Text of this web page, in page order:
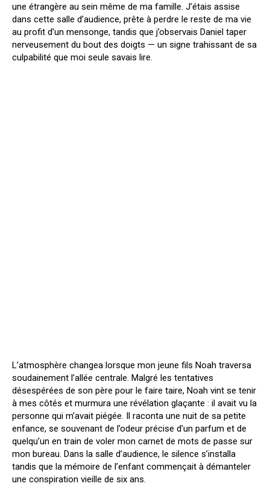
une étrangère au sein même de ma famille. J’étais assise
dans cette salle d’audience, prête à perdre le reste de ma vie
au profit d’un mensonge, tandis que j’observais Daniel taper
nerveusement du bout des doigts — un signe trahissant de sa
culpabilité que moi seule savais lire.
L’atmosphère changea lorsque mon jeune fils Noah traversa
soudainement l’allée centrale. Malgré les tentatives
désespérées de son père pour le faire taire, Noah vint se tenir
à mes côtés et murmura une révélation glaçante : il avait vu la
personne qui m’avait piégée. Il raconta une nuit de sa petite
enfance, se souvenant de l’odeur précise d’un parfum et de
quelqu’un en train de voler mon carnet de mots de passe sur
mon bureau. Dans la salle d’audience, le silence s’installa
tandis que la mémoire de l’enfant commençait à démanteler
une conspiration vieille de six ans.